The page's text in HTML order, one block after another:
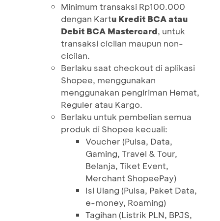
Minimum transaksi Rp100.000
dengan Kartu Kredit BCA atau
Debit BCA Mastercard, untuk
transaksi cicilan maupun non-
cicilan.
Berlaku saat checkout di aplikasi
Shopee, menggunakan
menggunakan pengiriman Hemat,
Reguler atau Kargo.
Berlaku untuk pembelian semua
produk di Shopee kecuali:
Voucher (Pulsa, Data,
Gaming, Travel & Tour,
Belanja, Tiket Event,
Merchant ShopeePay)
Isi Ulang (Pulsa, Paket Data,
e-money, Roaming)
Tagihan (Listrik PLN, BPJS,